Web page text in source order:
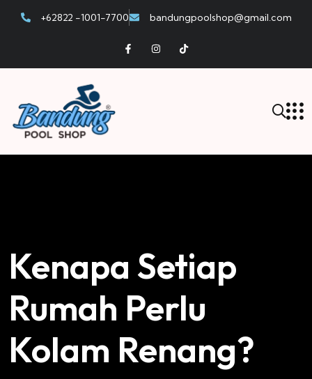
+62822 -1001-7700 bandungpoolshop@gmail.com
Kenapa Setiap
Rumah Perlu
Kolam Renang?